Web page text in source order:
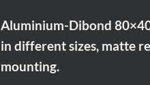
Aluminium-Dibond
in different sizes, matte
mounting.